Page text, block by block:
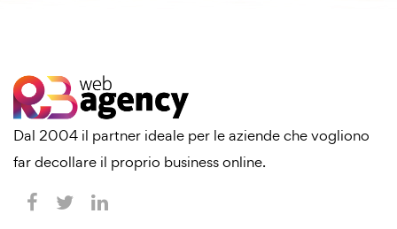
Dal 2004 il partner ideale per le aziende che vogliono
far decollare il proprio business online.